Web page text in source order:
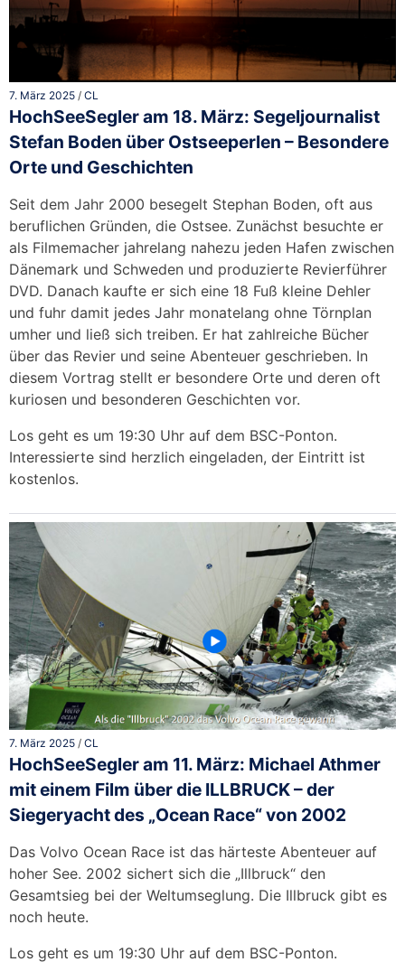
7. März 2025 / CL
HochSeeSegler am 18. März: Segeljournalist
Stefan Boden über Ostseeperlen – Besondere
Orte und Geschichten
Seit dem Jahr 2000 besegelt Stephan Boden, oft aus
beruflichen Gründen, die Ostsee. Zunächst besuchte er
als Filmemacher jahrelang nahezu jeden Hafen zwischen
Dänemark und Schweden und produzierte Revierführer
DVD. Danach kaufte er sich eine 18 Fuß kleine Dehler
und fuhr damit jedes Jahr monatelang ohne Törnplan
umher und ließ sich treiben. Er hat zahlreiche Bücher
über das Revier und seine Abenteuer geschrieben. In
diesem Vortrag stellt er besondere Orte und deren oft
kuriosen und besonderen Geschichten vor.
Los geht es um 19:30 Uhr auf dem BSC-Ponton.
Interessierte sind herzlich eingeladen, der Eintritt ist
kostenlos.
7. März 2025 / CL
HochSeeSegler am 11. März: Michael Athmer
mit einem Film über die ILLBRUCK – der
Siegeryacht des „Ocean Race“ von 2002
Das Volvo Ocean Race ist das härteste Abenteuer auf
hoher See. 2002 sichert sich die „Illbruck“ den
Gesamtsieg bei der Weltumseglung. Die Illbruck gibt es
noch heute.
Los geht es um 19:30 Uhr auf dem BSC-Ponton.